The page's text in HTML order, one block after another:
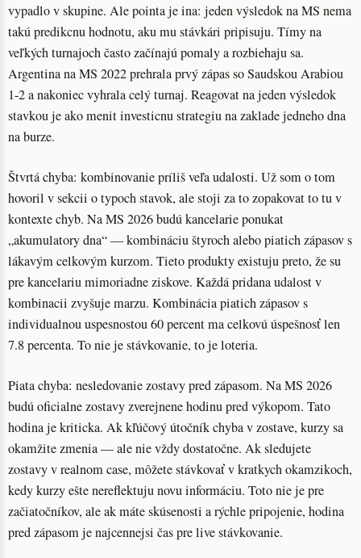
vypadlo v skupine. Ale pointa je ina: jeden výsledok na MS nema
takú predikcnu hodnotu, aku mu stávkári pripisuju. Tímy na
veľkých turnajoch často začínajú pomaly a rozbiehaju sa.
Argentina na MS 2022 prehrala prvý zápas so Saudskou Arabiou
1-2 a nakoniec vyhrala celý turnaj. Reagovat na jeden výsledok
stavkou je ako menit investicnu strategiu na zaklade jedneho dna
na burze.
Štvrtá chyba: kombinovanie príliš veľa udalosti. Už som o tom
hovoril v sekcii o typoch stavok, ale stoji za to zopakovat to tu v
kontexte chyb. Na MS 2026 budú kancelarie ponukat
„akumulatory dna“ — kombináciu štyroch alebo piatich zápasov s
lákavým celkovým kurzom. Tieto produkty existuju preto, že su
pre kancelariu mimoriadne ziskove. Každá pridana udalost v
kombinacii zvyšuje marzu. Kombinácia piatich zápasov s
individualnou uspesnostou 60 percent ma celkovú úspešnosť len
7.8 percenta. To nie je stávkovanie, to je loteria.
Piata chyba: nesledovanie zostavy pred zápasom. Na MS 2026
budú oficialne zostavy zverejnene hodinu pred výkopom. Tato
hodina je kriticka. Ak kľúčový útočník chyba v zostave, kurzy sa
okamžite zmenia — ale nie vždy dostatočne. Ak sledujete
zostavy v realnom case, môžete stávkovať v kratkych okamzikoch,
kedy kurzy ešte nereflektuju novu informáciu. Toto nie je pre
začiatočníkov, ale ak máte skúsenosti a rýchle pripojenie, hodina
pred zápasom je najcennejsi čas pre live stávkovanie.